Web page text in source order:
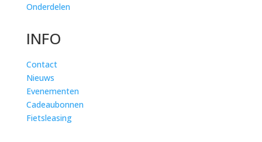
Onderdelen
INFO
Contact
Nieuws
Evenementen
Cadeaubonnen
Fietsleasing